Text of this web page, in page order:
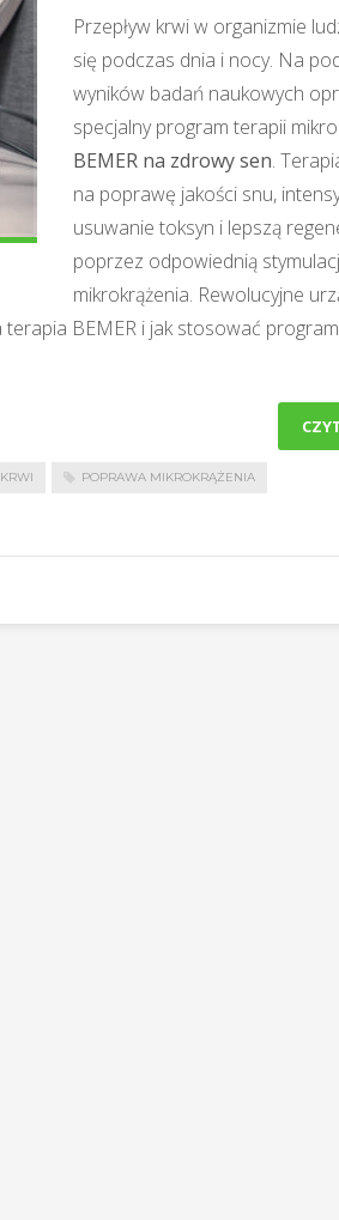
Przepływ krwi w organizmie
się podczas dnia i nocy. Na
wyników badań naukowych
specjalny program terapii
BEMER na zdrowy sen.
na poprawę jakości snu,
usuwanie toksyn i lepszą
poprzez odpowiednią
mikrokrążenia. Rewolucyjne
BEMER i jak stosować
POPRAWA MIKROKRĄŻENIA